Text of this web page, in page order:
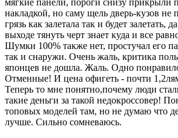
мягкие панели, пороги снизу прикрыли
накладкой, но саму щель дверь-кузов
грязь как залетала так и будет залетать,
выходе тянуть черт знает куда и все
Шумки 100% также нет, простучал его
так и снаружи. Очень жаль, критика
японцев не дошла. Жаль. Одно
Отменные! И цена офигеть - почти
Теперь то мне понятно,почему люди
такие деньги за такой недокроссовер!
топовых моделей там, но не думаю что
лучше. Сильно сомневаюсь.